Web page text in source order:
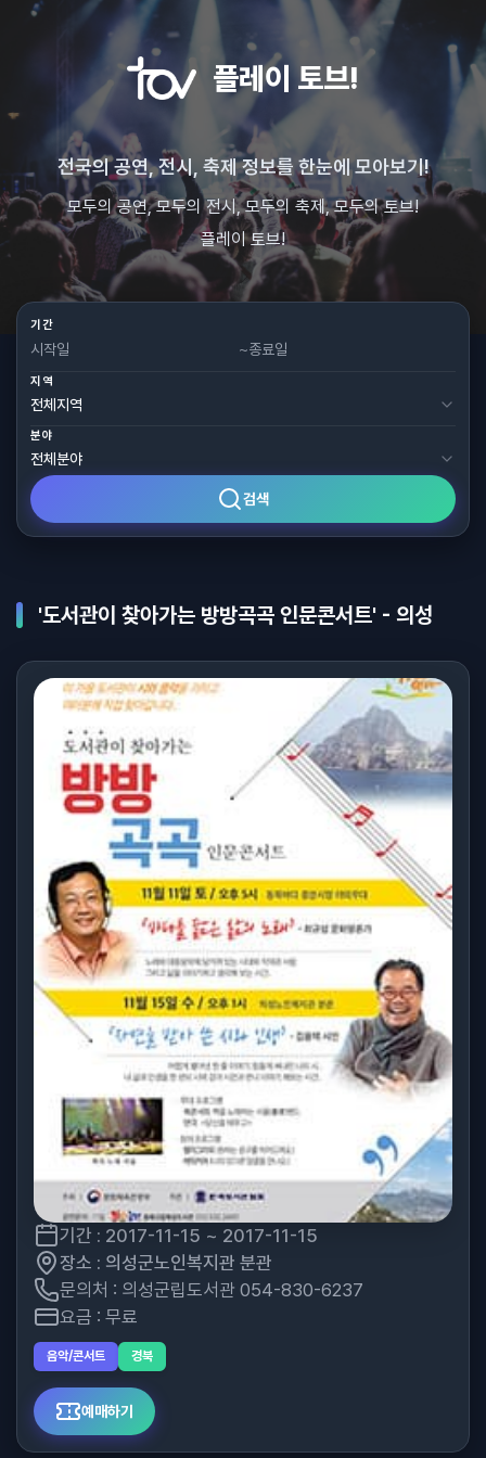
플레이 토브!
전국의 공연, 전시, 축제 정보를 한눈에 모아보기!
모두의 공연, 모두의 전시, 모두의 축제, 모두의 토브!
플레이 토브!
기간
~
지역
분야
검색
'도서관이 찾아가는 방방곡곡 인문콘서트' - 의성
기간 : 2017-11-15 ~ 2017-11-15
장소 : 의성군노인복지관 분관
문의처 : 의성군립도서관 054-830-6237
요금 : 무료
음악/콘서트 경북
예매하기